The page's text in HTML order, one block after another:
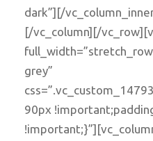
dark”][/
[/vc_column][/
grey”
90px